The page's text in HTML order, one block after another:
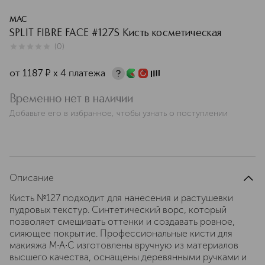
MAC
SPLIT FIBRE FACE #127S Кисть косметическая
(0)
от 1187 ¤ х 4 платежа
Временно нет в наличии
Добавьте его в избранное, чтобы узнать о поступлении
Описание
Кисть №127 подходит для нанесения и растушевки
пудровых текстур. Синтетический ворс, который
позволяет смешивать оттенки и создавать ровное,
сияющее покрытие. Профессиональные кисти для
макияжа M∙A∙C изготовлены вручную из материалов
высшего качества, оснащены деревянными ручками и